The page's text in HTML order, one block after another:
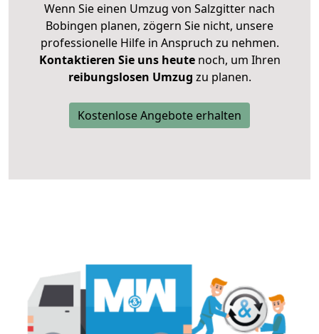
Wenn Sie einen Umzug von Salzgitter nach
Bobingen planen, zögern Sie nicht, unsere
professionelle Hilfe in Anspruch zu nehmen.
Kontaktieren Sie uns heutenoch, um Ihren
reibungslosen Umzug zu planen.
Kostenlose Angebote erhalten